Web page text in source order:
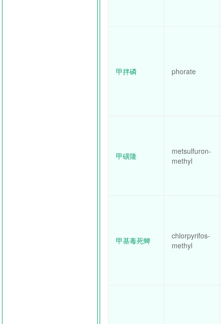
甲拌磷 phorate
甲磺隆
metsulfuron-
methyl
甲基毒死蜱
chlorpyrifos-
methyl